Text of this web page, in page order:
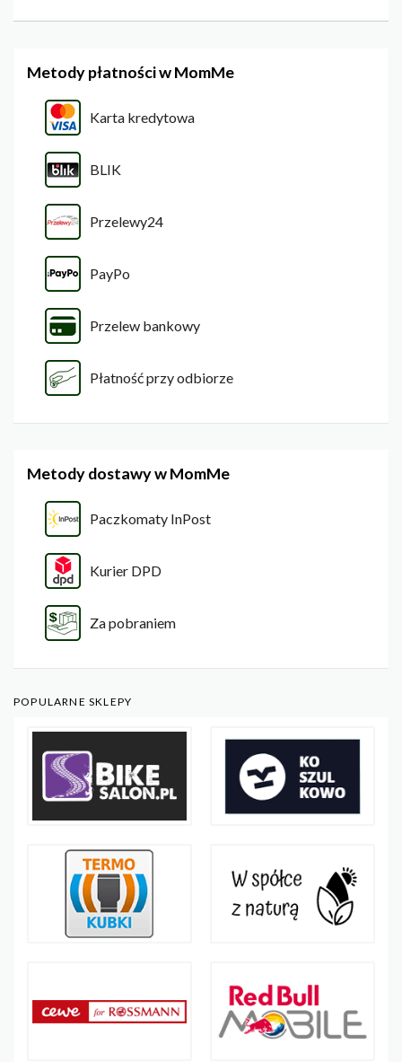
Metody płatności w MomMe
Karta kredytowa
BLIK
Przelewy24
PayPo
Przelew bankowy
Płatność przy odbiorze
Metody dostawy w MomMe
Paczkomaty InPost
Kurier DPD
Za pobraniem
POPULARNE SKLEPY